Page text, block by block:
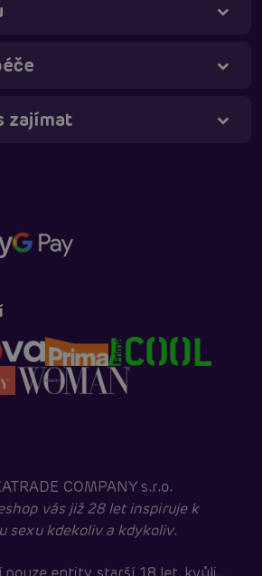
zajímat
COMPANY s.r.o.
vás již 28 let inspiruje k
sexu kdekoliv a kdykoliv.
asistentka